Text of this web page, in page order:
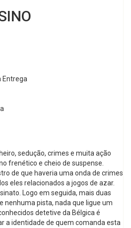
Entrega
sedução, crimes e muita ação
frenético e cheio de suspense.
de que haveria uma onda de crimes
eles relacionados a jogos de azar.
Logo em seguida, mais duas
nenhuma pista, nada que ligue um
detetive da Bélgica é
a identidade de quem comanda esta